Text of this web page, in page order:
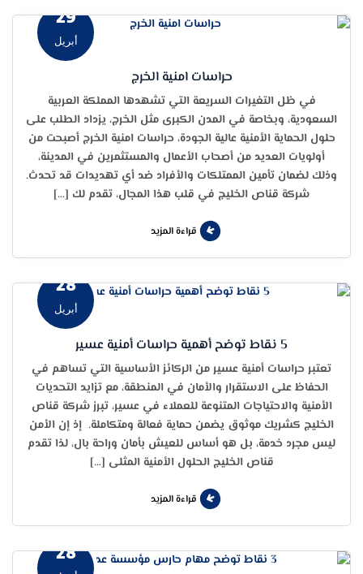
29
أبريل
حراسات امنية الخرج
في ظل التغيرات السريعة التي تشهدها المملكة العربية
السعودية، وبخاصة في المدن الكبرى مثل الخرج، يزداد الطلب على
حلول الحماية الأمنية عالية الجودة، حراسات امنية الخرج أصبحت من
أولويات العديد من أصحاب الأعمال والمستثمرين في المدينة،
وذلك لضمان تأمين الممتلكات والأفراد ضد أي تهديدات قد تحدث.
شركة قناص الخليج في قلب هذا المجال، تقدم لك […]
قراءة المزيد
28
أبريل
5 نقاط توضح أهمية حراسات أمنية عسير
تعتبر حراسات أمنية عسير من الركائز الأساسية التي تساهم في
الحفاظ على الاستقرار والأمان في المنطقة، مع تزايد التحديات
الأمنية والاحتياجات المتنوعة للعملاء في عسير، تبرز شركة قناص
الخليج كشريك موثوق يضمن حماية فعالة ومتكاملة. إذ إن الأمن
ليس مجرد خدمة، بل هو أساس للعيش بأمان وراحة بال، لذا تقدم
قناص الخليج الحلول الأمنية المثلى […]
قراءة المزيد
28